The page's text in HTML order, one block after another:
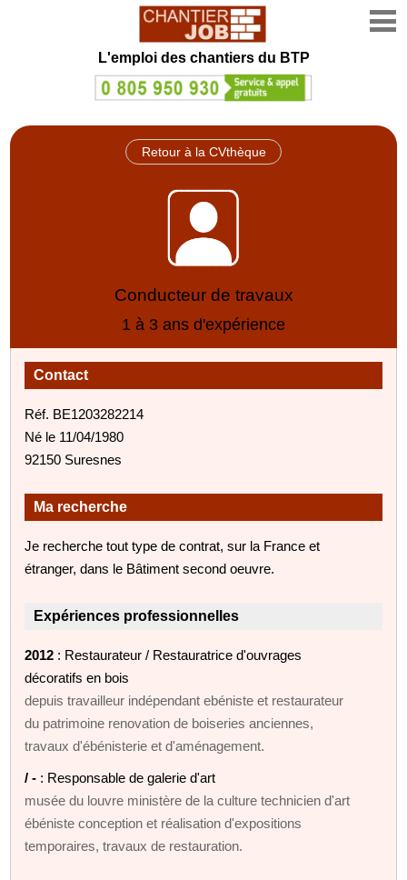
L'emploi des chantiers du BTP
Retour à la CVthèque
Conducteur de travaux
1 à 3 ans d'expérience
Contact
Réf. BE1203282214
Né le 11/04/1980
92150 Suresnes
Ma recherche
Je recherche tout type de contrat, sur la France et
étranger, dans le Bâtiment second oeuvre.
Expériences professionnelles
2012 : Restaurateur / Restauratrice d'ouvrages
décoratifs en bois
depuis travailleur indépendant ebéniste et restaurateur
du patrimoine renovation de boiseries anciennes,
travaux d'ébénisterie et d'aménagement.
/ - : Responsable de galerie d'art
musée du louvre ministère de la culture technicien d'art
ébéniste conception et réalisation d'expositions
temporaires, travaux de restauration.